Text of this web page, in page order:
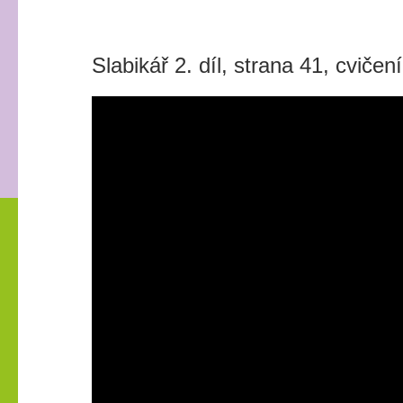
Slabikář 2. díl, strana 41,